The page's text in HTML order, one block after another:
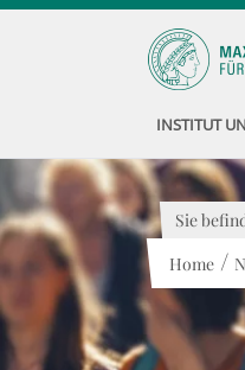
INSTITUT
Sie
Home /